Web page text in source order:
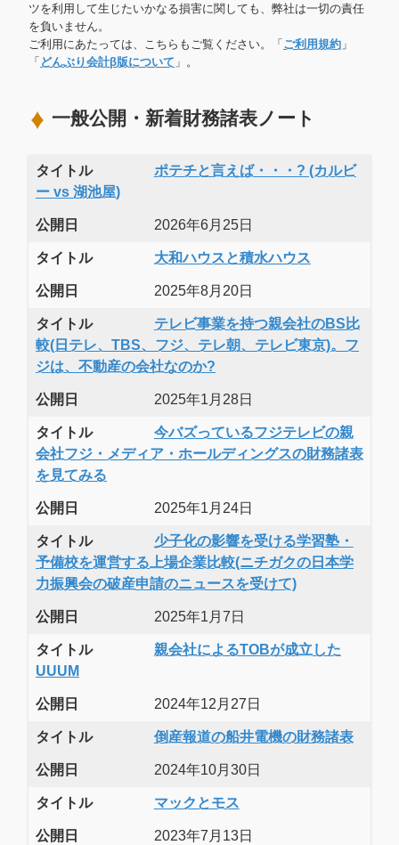
ツを利用して生じたいかなる損害に関しても、弊社は一切の責任
を負いません。
ご利用にあたっては、こちらもご覧ください。「 ご利用規約 」
「 どんぶり会計β版について 」。
一般公開・新着財務諸表ノート
タイトル
ポテチと言えば・・・? (カルビ
ー vs 湖池屋)
公開日 2026年6月25日
タイトル 大和ハウスと積水ハウス
公開日 2025年8月20日
タイトル
テレビ事業を持つ親会社のBS比
較(日テレ、TBS、フジ、テレ朝、テレビ東京)。フ
ジは、不動産の会社なのか?
公開日 2025年1月28日
タイトル
今バズっているフジテレビの親
会社フジ・メディア・ホールディングスの財務諸表
を見てみる
公開日 2025年1月24日
タイトル
少子化の影響を受ける学習塾・
予備校を運営する上場企業比較(ニチガクの日本学
力振興会の破産申請のニュースを受けて)
公開日 2025年1月7日
タイトル
親会社によるTOBが成立した
UUUM
公開日 2024年12月27日
タイトル 倒産報道の船井電機の財務諸表
公開日 2024年10月30日
タイトル マックとモス
公開日 2023年7月13日